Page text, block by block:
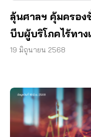
ลุ้นศาลฯ คุ้มครอง
บีบผู้บริโภคไร้ทาง
19 มิถุนายน 2568